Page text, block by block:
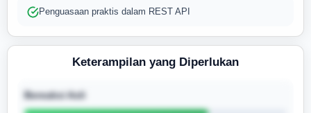
Penguasaan praktis dalam REST API
Keterampilan yang Diperlukan
Bereaksi Asli